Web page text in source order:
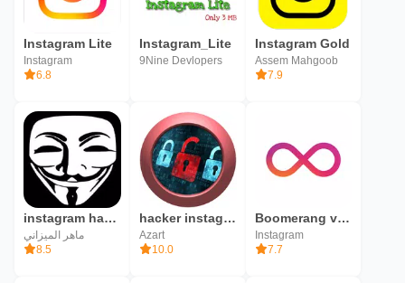
Instagram Lite
Instagram
6.8
Instagram_Lite
9Nine Devlopers
Instagram Gold
Assem Mahgoob
7.9
instagram hacker
ماهر الميزاني
8.5
hacker instagram account
Azart
10.0
Boomerang van Instagram
Instagram
7.7